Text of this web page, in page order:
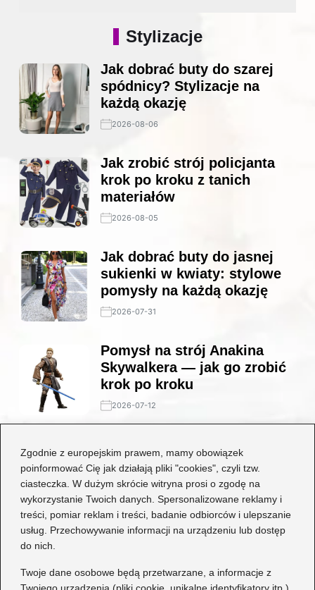
Zgodnie z europejskim prawem, mamy obowiązek
poinformować Cię jak działają pliki "cookies", czyli tzw.
ciasteczka. W dużym skrócie witryna prosi o zgodę na
wykorzystanie Twoich danych. Spersonalizowane reklamy i
treści, pomiar reklam i treści, badanie odbiorców i ulepszanie
usług. Przechowywanie informacji na urządzeniu lub dostęp
do nich.
Twoje dane osobowe będą przetwarzane, a informacje z
Twojego urządzenia (pliki cookie, unikalne identyfikatory itp.)
Stylizacje
Jak dobrać buty do szarej
spódnicy? Stylizacje na
każdą okazję
2026-08-06
Jak zrobić strój policjanta
krok po kroku z tanich
materiałów
2026-08-05
Jak dobrać buty do jasnej
sukienki w kwiaty: stylowe
pomysły na każdą okazję
2026-07-31
Pomysł na strój Anakina
Skywalkera — jak go zrobić
krok po kroku
2026-07-12
buty będą idealne do czarnej
koronkowej sukienki?
2026-06-29
Kategorie
Dziecko(17)